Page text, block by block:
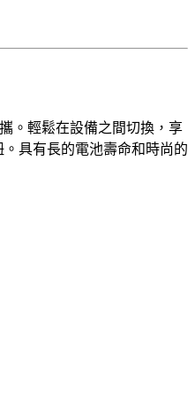
。輕鬆在設備之間切換，享
具有長的電池壽命和時尚的